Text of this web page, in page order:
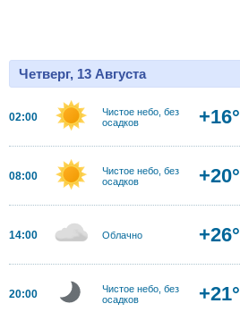
Четверг, 13 Августа
02:00
Чистое небо, без
осадков
+16°
08:00
Чистое небо, без
осадков
+20°
14:00 Облачно +26°
20:00
Чистое небо, без
осадков
+21°